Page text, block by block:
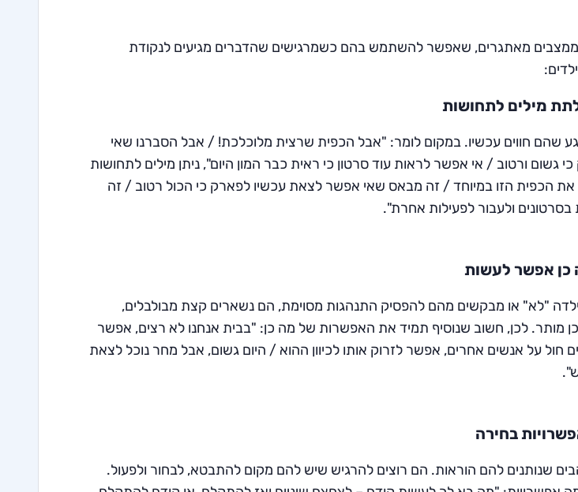
ממצבים מאתגרים, שאפשר להשתמש בהם כשמרגישים שהדברים מגיעים לנקודת
מילים לתחושות
שהם חווים עכשיו. במקום לומר: "אבל הכפית שרצית מלוכלכת! / אבל הסברנו שאי
ורטוב / אי אפשר לראות עוד סרטון כי ראית כבר המון היום", ניתן מילים לתחושות
הכפית הזו במיוחד / זה מבאס שאי אפשר לצאת עכשיו לפארק כי הכול רטוב / זה
ולעבור לפעילות אחרת".
כן אפשר לעשות
"לא" או מבקשים מהם להפסיק התנהגות מסוימת, הם נשארים קצת מבולבלים,
כן מותר. לכן, חשוב שנוסיף תמיד את האפשרות של מה כן: "בבית אנחנו לא רצים, אפשר
חול על אנשים אחרים, אפשר לזרוק אותו לכיוון ההוא / היום גשום, אבל מחר נוכל לצאת
בחירה
שנותנים להם הוראות. הם רוצים להרגיש שיש להם מקום להתבטא, לבחור ולפעול.